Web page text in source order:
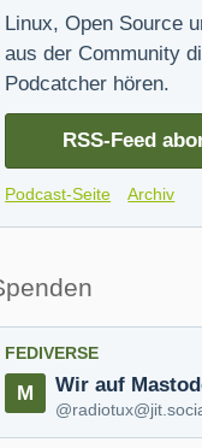
Linux, Open Source
aus der Community
Podcatcher hören.
RSS-Feed
Podcast-Seite Archiv
FEDIVERSE
Wir auf